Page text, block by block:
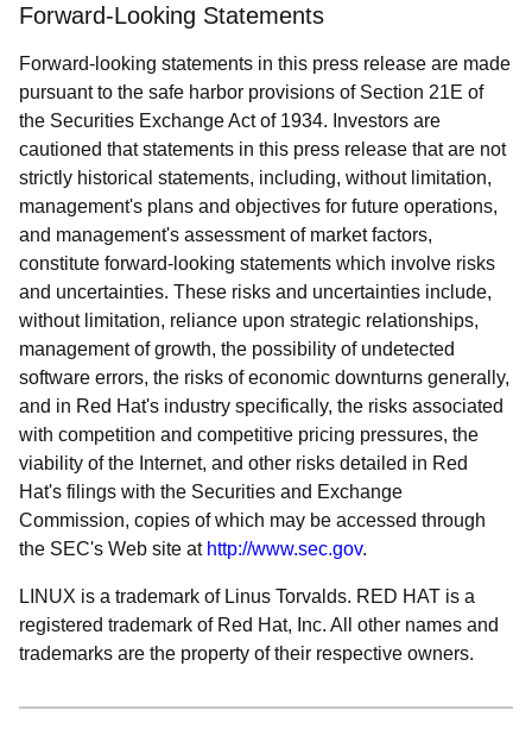
Forward-Looking Statements
Forward-looking statements in this press release are made
pursuant to the safe harbor provisions of Section 21E of
the Securities Exchange Act of 1934. Investors are
cautioned that statements in this press release that are not
strictly historical statements, including, without limitation,
management's plans and objectives for future operations,
and management's assessment of market factors,
constitute forward-looking statements which involve risks
and uncertainties. These risks and uncertainties include,
without limitation, reliance upon strategic relationships,
management of growth, the possibility of undetected
software errors, the risks of economic downturns generally,
and in Red Hat's industry specifically, the risks associated
with competition and competitive pricing pressures, the
viability of the Internet, and other risks detailed in Red
Hat's filings with the Securities and Exchange
Commission, copies of which may be accessed through
the SEC's Web site at http://www.sec.gov.
LINUX is a trademark of Linus Torvalds. RED HAT is a
registered trademark of Red Hat, Inc. All other names and
trademarks are the property of their respective owners.